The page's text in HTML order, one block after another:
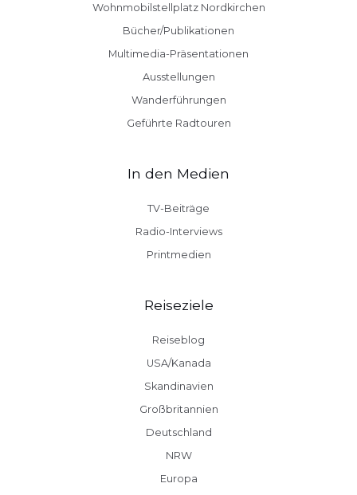
Wohnmobilstellplatz Nordkirchen
Bücher/Publikationen
Multimedia-Präsentationen
Ausstellungen
Wanderführungen
Geführte Radtouren
In den Medien
TV-Beiträge
Radio-Interviews
Printmedien
Reiseziele
Reiseblog
USA/Kanada
Skandinavien
Großbritannien
Deutschland
NRW
Europa